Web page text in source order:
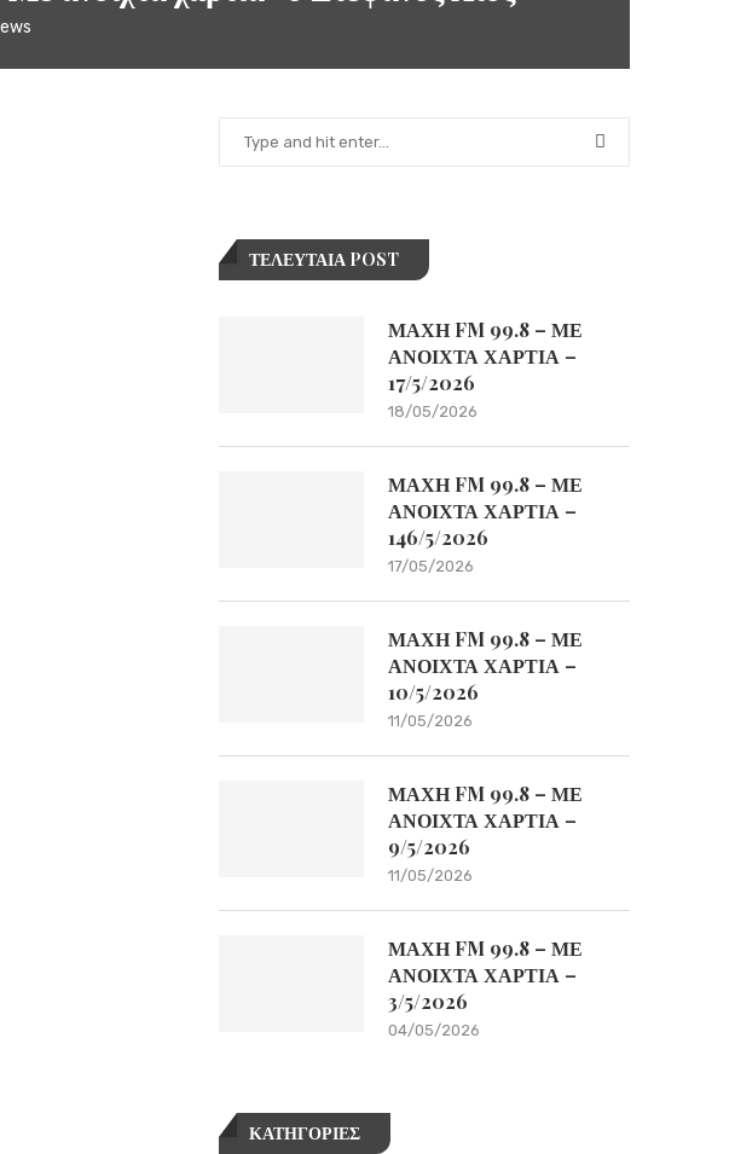
ΤΕΛΕΥΤΑΙΑ POST
ΜΑΧΗ FM 99.8 – ΜΕ
ΑΝΟΙΧΤΑ ΧΑΡΤΙΑ –
17/5/2026
18/05/2026
ΜΑΧΗ FM 99.8 – ΜΕ
ΑΝΟΙΧΤΑ ΧΑΡΤΙΑ –
146/5/2026
17/05/2026
ΜΑΧΗ FM 99.8 – ΜΕ
ΑΝΟΙΧΤΑ ΧΑΡΤΙΑ –
10/5/2026
11/05/2026
ΜΑΧΗ FM 99.8 – ΜΕ
ΑΝΟΙΧΤΑ ΧΑΡΤΙΑ –
9/5/2026
11/05/2026
ΜΑΧΗ FM 99.8 – ΜΕ
ΑΝΟΙΧΤΑ ΧΑΡΤΙΑ –
3/5/2026
04/05/2026
ΚΑΤΗΓΟΡΙΕΣ